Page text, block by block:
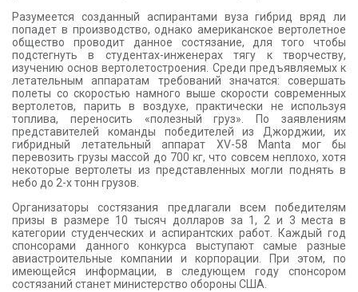
Разумеется созданный аспирантами вуза гибрид вряд ли
попадет в производство, однако американское вертолетное
общество проводит данное состязание, для того чтобы
подстегнуть в студентах-инженерах тягу к творчеству,
изучению основ вертолетостроения. Среди предъявляемых к
летательным аппаратам требований значатся: совершать
полеты со скоростью намного выше скорости современных
вертолетов, парить в воздухе, практически не используя
топлива, переносить «полезный груз». По заявлениям
представителей команды победителей из Джорджии, их
гибридный летательный аппарат XV-58 Manta мог бы
перевозить грузы массой до 700 кг, что совсем неплохо, хотя
некоторые вертолеты из представленных могли поднять в
небо до 2-х тонн грузов.
Организаторы состязания предлагали всем победителям
призы в размере 10 тысяч долларов за 1, 2 и 3 места в
категории студенческих и аспирантских работ. Каждый год
спонсорами данного конкурса выступают самые разные
авиастроительные компании и корпорации. При этом, по
имеющейся информации, в следующем году спонсором
состязаний станет министерство обороны США.